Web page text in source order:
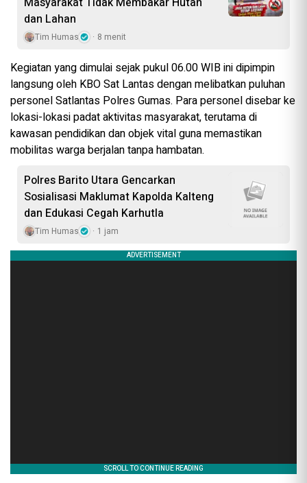
dan Lahan
Tim Humas 8 menit
Kegiatan yang dimulai sejak pukul 06.00 WIB ini dipimpin
langsung oleh KBO Sat Lantas dengan melibatkan puluhan
personel Satlantas Polres Gumas. Para personel disebar ke
lokasi-lokasi padat aktivitas masyarakat, terutama di
kawasan pendidikan dan objek vital guna memastikan
mobilitas warga berjalan tanpa hambatan.
Polres Barito Utara Gencarkan
Sosialisasi Maklumat Kapolda Kalteng
dan Edukasi Cegah Karhutla
Tim Humas 1 jam